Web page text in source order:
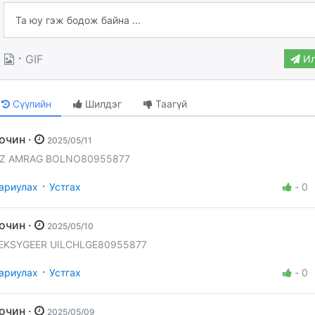
· GIF
Сүүлийн Шилдэг Таагүй
Зочин · 2025/05/11
AMRAG BOLNO80955877
· Устгах - 0
Зочин · 2025/05/10
UILCHLGE80955877
· Устгах - 0
Зочин · 2025/05/09